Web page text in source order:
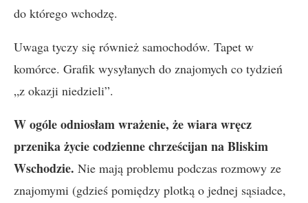
do którego wchodzę.
Uwaga tyczy się również samochodów. Tapet w
komórce. Grafik wysyłanych do znajomych co tydzień
„z okazji niedzieli”.
W ogóle odniosłam wrażenie, że wiara wręcz
przenika życie codzienne chrześcijan na Bliskim
Wschodzie. Nie mają problemu podczas rozmowy ze
znajomymi (gdzieś pomiędzy plotką o jednej sąsiadce,